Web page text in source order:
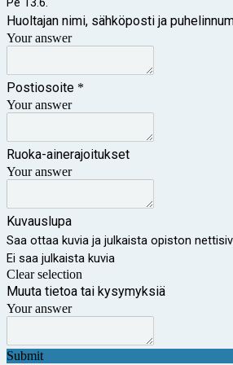
Huoltajan nimi, sähköposti ja
Your answer
Postiosoite *
Your answer
Ruoka-ainerajoitukset
Your answer
Kuvauslupa
Saa ottaa kuvia ja julkaista opiston
Ei saa julkaista kuvia
Clear selection
Muuta tietoa tai kysymyksiä
Your answer
Submit